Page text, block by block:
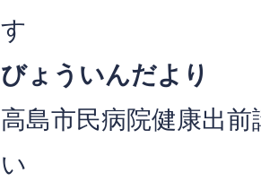
す
びょういんだより
高島市民病院健康出
い